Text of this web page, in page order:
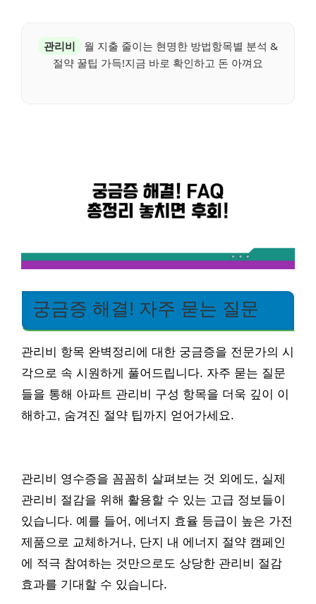
관리비
월 지출 줄이는 현명한 방법항목별 분석 &
절약 꿀팁 가득!지금 바로 확인하고 돈 아껴요
궁금증 해결! 자주 묻는 질문
관리비 항목 완벽정리에 대한 궁금증을 전문가의 시
각으로 속 시원하게 풀어드립니다. 자주 묻는 질문
들을 통해 아파트 관리비 구성 항목을 더욱 깊이 이
해하고, 숨겨진 절약 팁까지 얻어가세요.
관리비 영수증을 꼼꼼히 살펴보는 것 외에도, 실제
관리비 절감을 위해 활용할 수 있는 고급 정보들이
있습니다. 예를 들어, 에너지 효율 등급이 높은 가전
제품으로 교체하거나, 단지 내 에너지 절약 캠페인
에 적극 참여하는 것만으로도 상당한 관리비 절감
효과를 기대할 수 있습니다.